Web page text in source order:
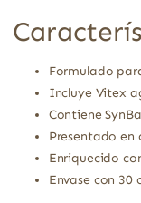
Formulado
Incluye Vitex
Contiene
Presentado en
Enriquecido
Envase con 30